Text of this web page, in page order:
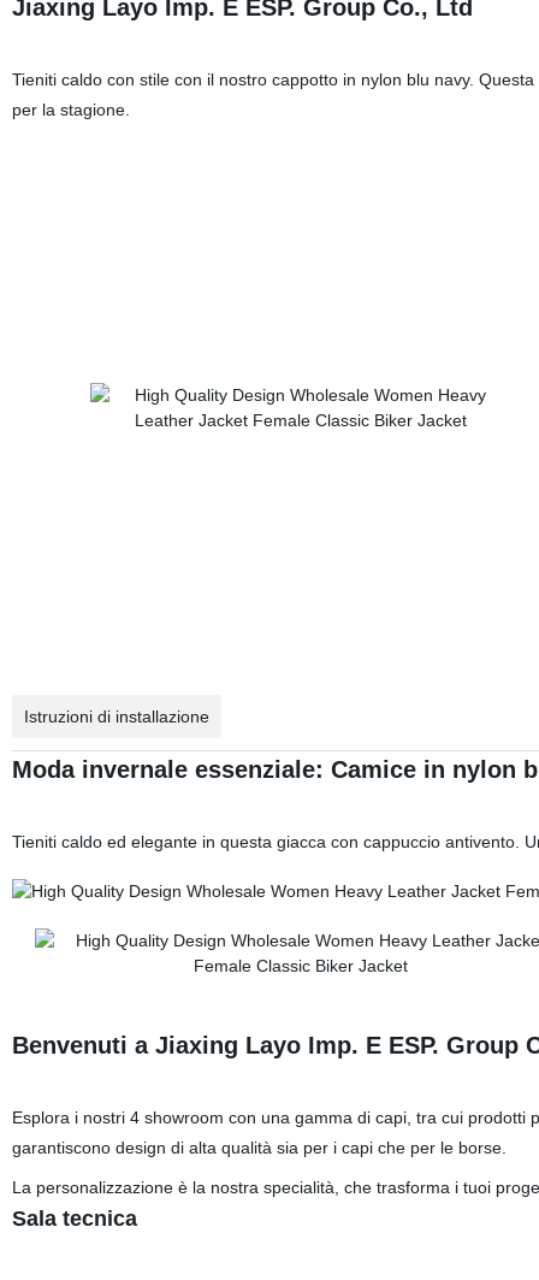
Jiaxing Layo Imp. E ESP. Group Co., Ltd
Tieniti caldo con stile con il nostro cappotto in nylon blu navy.
per la stagione.
Istruzioni di installazione
Moda invernale essenziale: Camice in nylon
Tieniti caldo ed elegante in questa giacca con cappuccio antivento.
Benvenuti a Jiaxing Layo Imp. E ESP. Group
Esplora i nostri 4 showroom con una gamma di capi, tra cui
garantiscono design di alta qualità sia per i capi che per le borse.
La personalizzazione è la nostra specialità, che trasforma i tuoi
Sala tecnica